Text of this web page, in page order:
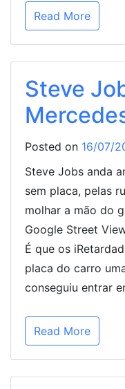
Read More
Steve
Posted on 16/07/
Steve Jobs anda
sem placa, pelas
molhar a mão do
Google Street
É que os
placa do carro
conseguiu entrar
Read More